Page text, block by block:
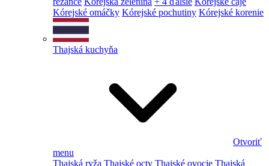
Kórejské omáčky Kórejské pochutiny Kórejské korenie
Thajská kuchyňa
Otvoriť
menu
Thajská ryža Thajské octy Thajské ovocie Thajská